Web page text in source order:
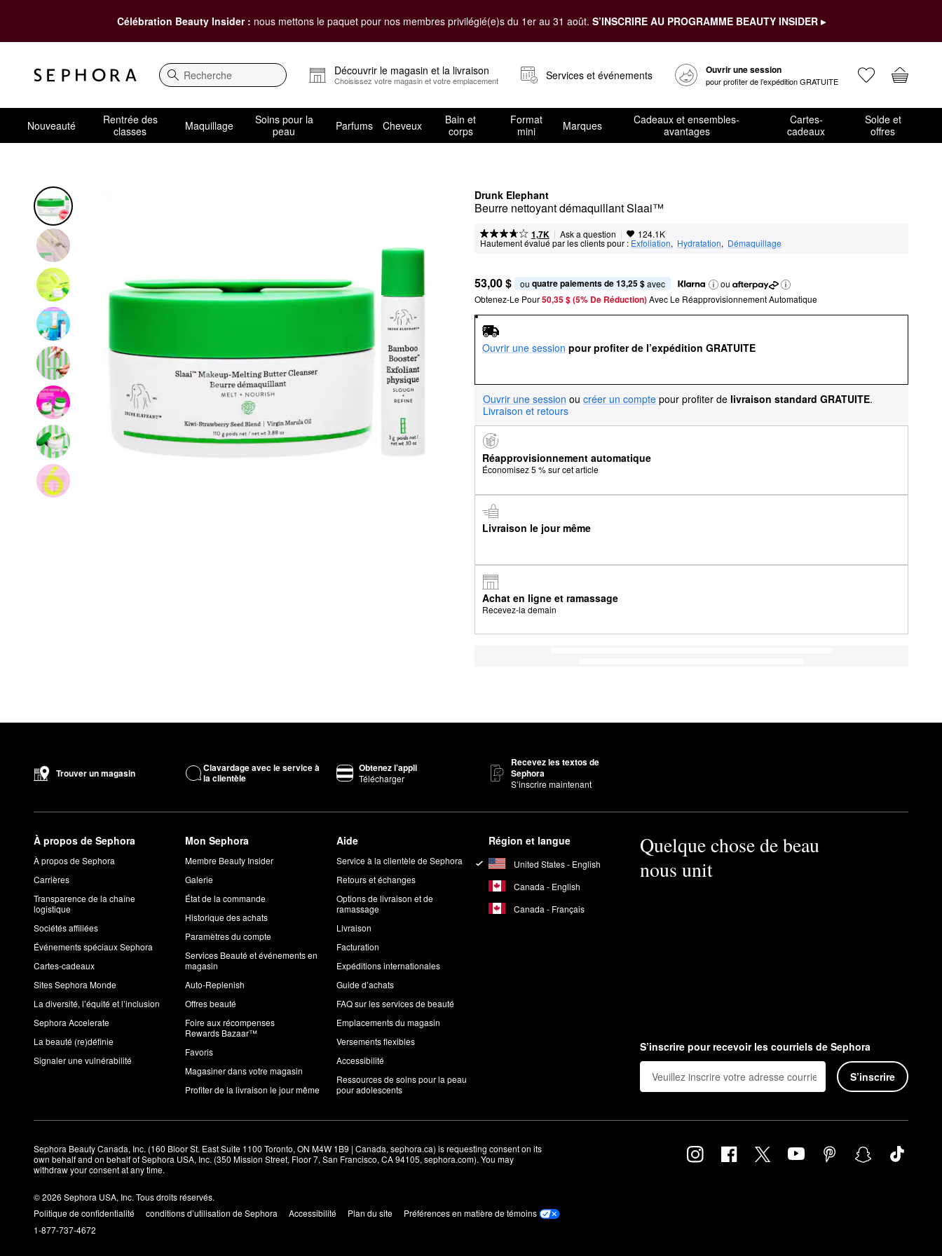
Célébration Beauty Insider : nous mettons le paquet pour nos membres privilégié(e)s du 1er au 31 août. S’INSCRIRE AU PROGRAMME BEAUTY INSIDER ▸
Recherche
Découvrir le magasin et la livraison
Choisissez votre magasin et votre emplacement Services et événements Ouvrir une session
pour profiter de l’expédition GRATUITE
Nouveauté
Rentrée des
classes
Maquillage
Soins pour la
peau
Parfums Cheveux
Bain et
corps
Format
mini
Marques
Cadeaux et ensembles-
avantages
Cartes-
cadeaux
Solde et
offres
Drunk Elephant
Beurre nettoyant démaquillant Slaai™
1,7K | Ask a question | 124.1K
Hautement évalué par les clients pour : Exfoliation, Hydratation, Démaquillage
53,00 $ ou quatre paiements de 13,25 $ avec
ou
Obtenez-Le Pour50,35 $ (5% De Réduction) Avec Le Réapprovisionnement Automatique
Ouvrir une session pour profiter de l’expédition GRATUITE
Ouvrir une session ou créer un compte pour profiter de livraison standard GRATUITE.
Livraison et retours
Réapprovisionnement automatique
Économisez 5 % sur cet article
Livraison le jour même
Achat en ligne et ramassage
Recevez-la demain
Trouver un magasin
Clavardage avec le service à
la clientèle
Obtenez l’appli
Télécharger
Recevez les textos de
Sephora
S’inscrire maintenant
À propos de Sephora
À propos de Sephora
Carrières
Transparence de la chaîne
logistique
Sociétés affiliées
Événements spéciaux Sephora
Cartes-cadeaux
Sites Sephora Monde
La diversité, l’équité et l’inclusion
Sephora Accelerate
La beauté (re)définie
Signaler une vulnérabilité
Mon Sephora
Membre Beauty Insider
Galerie
État de la commande
Historique des achats
Paramètres du compte
Services Beauté et événements en
magasin
Auto-Replenish
Offres beauté
Foire aux récompenses
Rewards Bazaar™
Favoris
Magasiner dans votre magasin
Profiter de la livraison le jour même
Aide
Service à la clientèle de Sephora
Retours et échanges
Options de livraison et de
ramassage
Livraison
Facturation
Expéditions internationales
Guide d’achats
FAQ sur les services de beauté
Emplacements du magasin
Versements flexibles
Accessibilité
Ressources de soins pour la peau
pour adolescents
Région et langue
United States - English
Canada - English
Canada - Français
Quelque chose de beau
nous unit
S’inscrire pour recevoir les courriels de Sephora
S’inscrire
Sephora Beauty Canada, Inc. (160 Bloor St. East Suite 1100 Toronto, ON M4W 1B9 | Canada, sephora.ca) is requesting consent on its
own behalf and on behalf of Sephora USA, Inc. (350 Mission Street, Floor 7, San Francisco, CA 94105, sephora.com). You may
withdraw your consent at any time.
© 2026 Sephora USA, Inc. Tous droits réservés.
Politique de confidentialité
conditions d’utilisation de Sephora Accessibilité Plan du site
Préférences en matière de témoins
1-877-737-4672